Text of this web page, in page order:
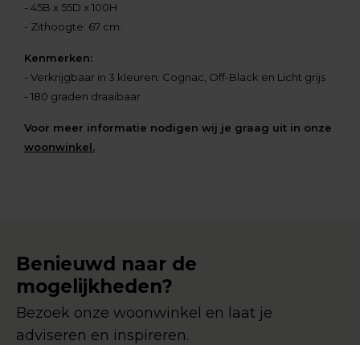
- 45B x 55D x 100H
- Zithoogte: 67 cm.
Kenmerken:
- Verkrijgbaar in 3 kleuren: Cognac, Off-Black en Licht grijs
- 180 graden draaibaar
Voor meer informatie nodigen wij je graag uit in onze
woonwinkel.
Benieuwd naar de
mogelijkheden?
Bezoek onze woonwinkel en laat je
adviseren en inspireren.